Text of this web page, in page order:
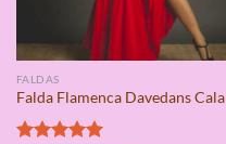
FALDAS
Falda Flamenca Davedans Cala